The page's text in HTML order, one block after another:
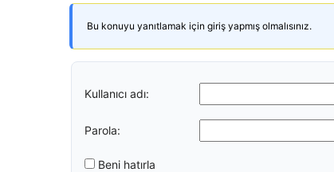
Bu konuyu yanıtlamak için giriş yapmış olmalısınız.
Kullanıcı adı:
Parola:
Beni hatırla